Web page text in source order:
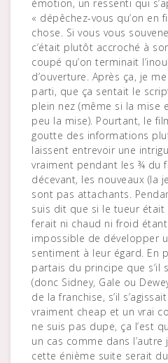
émotion, un ressenti qui
« dépêchez-vous qu’on en
chose. Si vous vous
c’était plutôt accroché à
coupé qu’on terminait
d’ouverture. Après ça, je
parti, que ça sentait le
plein nez (même si la mise
peu la mise). Pourtant, le
goutte des informations
laissent entrevoir une
vraiment pendant les ¾ du
décevant, les nouveaux (la
sont pas attachants.
suis dit que si le tueur était
ferait ni chaud ni froid
impossible de développer
sentiment à leur égard. En
partais du principe que s’il
(donc Sidney, Gale ou
de la franchise, s’il
vraiment cheap et un vrai
ne suis pas dupe, ça l’est
un cas comme dans l’autre
cette énième suite serait